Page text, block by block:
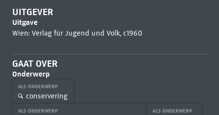
UITGEVER
Uitgave
Wien: Verlag für Jugend und Volk, c1960
GAAT OVER
Onderwerp
ALS ONDERWERP
conservering
ALS ONDERWERP ALS ONDERWERP